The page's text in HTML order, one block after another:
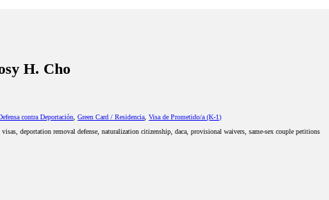
H. Cho
contra Deportación,Green Card / Residencia,Visa de Prometido/a (K-1)
deportation removal defense, naturalization citizenship, daca, provisional waivers, same-sex couple petitions